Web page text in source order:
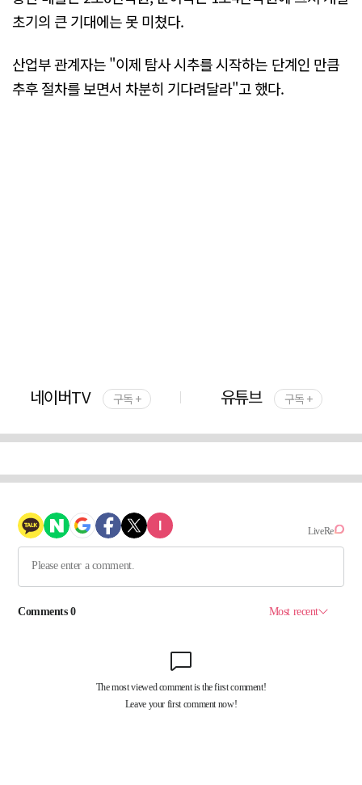
초기의 큰 기대에는 못 미쳤다.
산업부 관계자는 "이제 탐사 시추를 시작하는 단계인 만큼
추후 절차를 보면서 차분히 기다려달라"고 했다.
네이버TV 구독 + 유튜브 구독 +